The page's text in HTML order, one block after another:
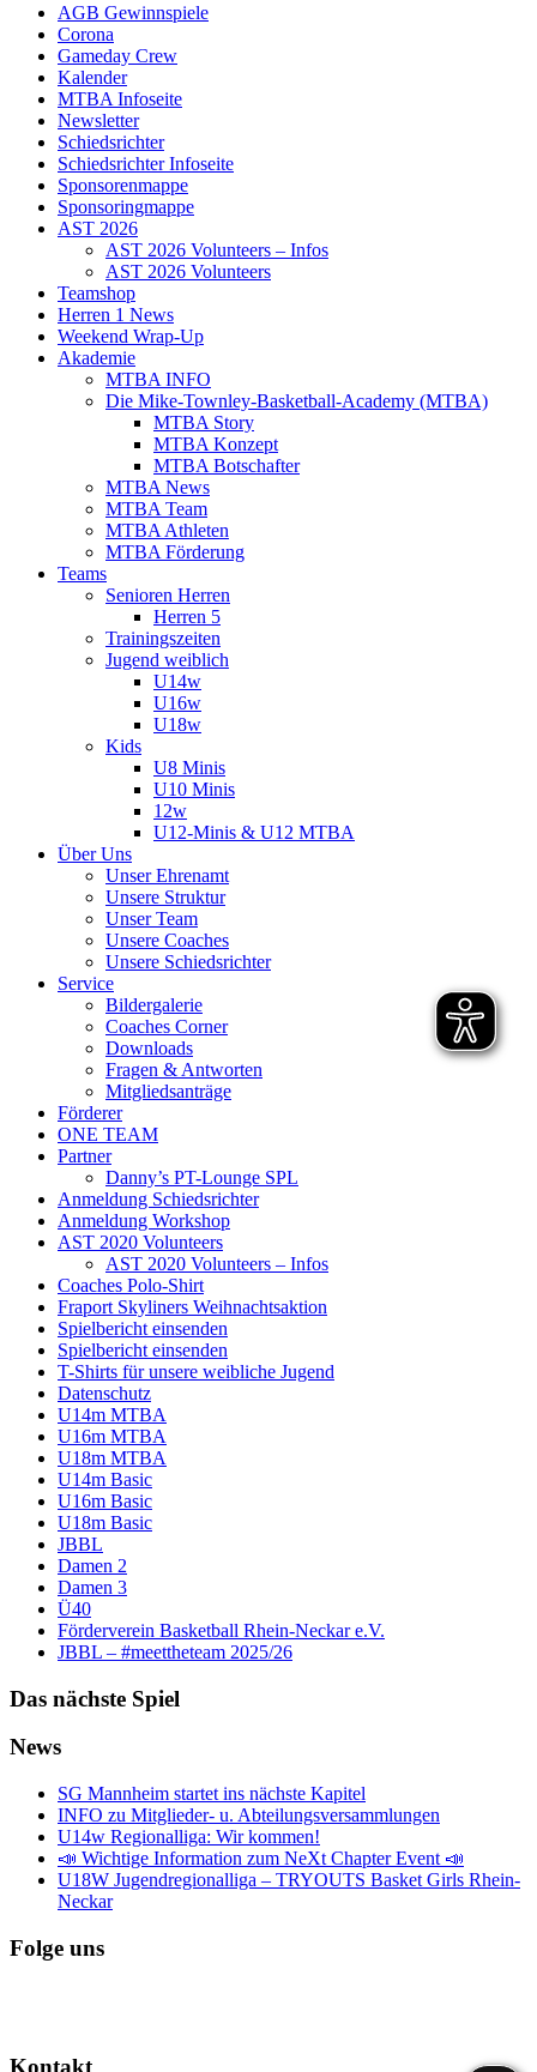
AGB Gewinnspiele
Corona
Gameday Crew
Kalender
MTBA Infoseite
Newsletter
Schiedsrichter
Schiedsrichter Infoseite
Sponsorenmappe
Sponsoringmappe
AST 2026
AST 2026 Volunteers – Infos
AST 2026 Volunteers
Teamshop
Herren 1 News
Weekend Wrap-Up
Akademie
MTBA INFO
Die Mike-Townley-Basketball-Academy (MTBA)
MTBA Story
MTBA Konzept
MTBA Botschafter
MTBA News
MTBA Team
MTBA Athleten
MTBA Förderung
Teams
Senioren Herren
Herren 5
Trainingszeiten
Jugend weiblich
U14w
U16w
U18w
Kids
U8 Minis
U10 Minis
12w
U12-Minis & U12 MTBA
Über Uns
Unser Ehrenamt
Unsere Struktur
Unser Team
Unsere Coaches
Unsere Schiedsrichter
Service
Bildergalerie
Coaches Corner
Downloads
Fragen & Antworten
Mitgliedsanträge
Förderer
ONE TEAM
Partner
Danny’s PT-Lounge SPL
Anmeldung Schiedsrichter
Anmeldung Workshop
AST 2020 Volunteers
AST 2020 Volunteers – Infos
Coaches Polo-Shirt
Fraport Skyliners Weihnachtsaktion
Spielbericht einsenden
Spielbericht einsenden
T-Shirts für unsere weibliche Jugend
Datenschutz
U14m MTBA
U16m MTBA
U18m MTBA
U14m Basic
U16m Basic
U18m Basic
JBBL
Damen 2
Damen 3
Ü40
Förderverein Basketball Rhein-Neckar e.V.
JBBL – #meettheteam 2025/26
Das nächste Spiel
News
SG Mannheim startet ins nächste Kapitel
INFO zu Mitglieder- u. Abteilungsversammlungen
U14w Regionalliga: Wir kommen!
📣 Wichtige Information zum NeXt Chapter Event 📣
U18W Jugendregionalliga – TRYOUTS Basket Girls Rhein-
Neckar
Folge uns
Kontakt